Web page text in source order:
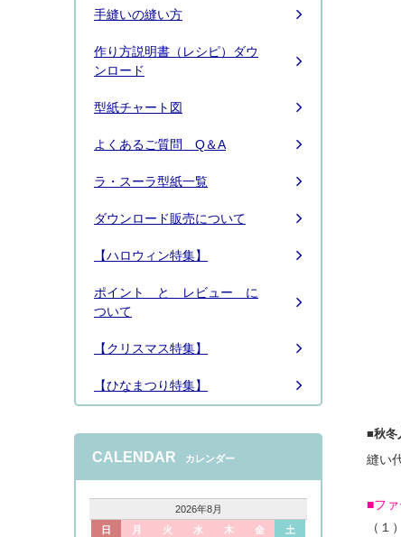
■秋冬
縫い
■フ
（１
手縫いの縫い方
作り方説明書（レシピ）ダウ
ンロード
型紙チャート図
よくあるご質問 Q＆A
ラ・スーラ型紙一覧
ダウンロード販売について
【ハロウィン特集】
ポイント と レビュー に
ついて
【クリスマス特集】
【ひなまつり特集】
CALENDAR カレンダー
2026年8月
日
月 火 水 木 金 土